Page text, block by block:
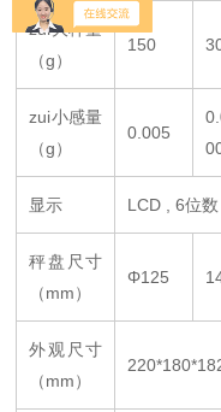
zui大秤量
（g）
150
zui小感量
（g）
0.005
显示 LCD , 6位
秤盘尺寸
（mm）
Φ125
外观尺寸
（mm）